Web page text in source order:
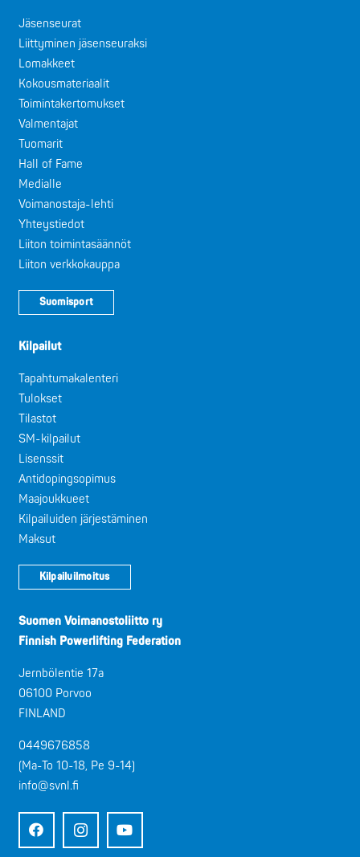
Jäsenseurat
Liittyminen jäsenseuraksi
Lomakkeet
Kokousmateriaalit
Toimintakertomukset
Valmentajat
Tuomarit
Hall of Fame
Medialle
Voimanostaja-lehti
Yhteystiedot
Liiton toimintasäännöt
Liiton verkkokauppa
Suomisport
Kilpailut
Tapahtumakalenteri
Tulokset
Tilastot
SM-kilpailut
Lisenssit
Antidopingsopimus
Maajoukkueet
Kilpailuiden järjestäminen
Maksut
Kilpailuilmoitus
Suomen Voimanostoliitto ry
Finnish Powerlifting Federation
Jernbölentie 17a
06100 Porvoo
FINLAND
0449676858
(Ma-To 10-18, Pe 9-14)
info@svnl.fi